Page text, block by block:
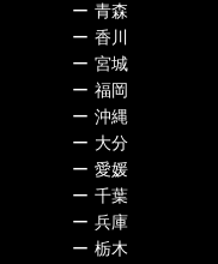
ー 青森
ー 香川
ー 宮城
ー 福岡
ー 沖縄
ー 大分
ー 愛媛
ー 千葉
ー 兵庫
ー 栃木